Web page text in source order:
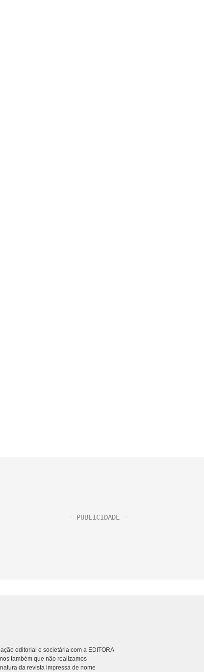
editorial e societária com a EDITORA
também que não realizamos
da revista impressa de nome